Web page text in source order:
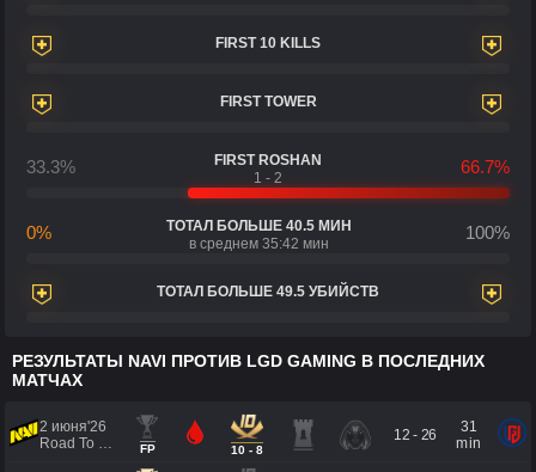
FIRST 10 KILLS
FIRST TOWER
33.3%
FIRST ROSHAN
1 - 2
66.7%
0%
ТОТАЛ БОЛЬШЕ 40.5 МИН
в среднем 35:42 мин
100%
ТОТАЛ БОЛЬШЕ 49.5 УБИЙСТВ
РЕЗУЛЬТАТЫ NAVI ПРОТИВ LGD GAMING В ПОСЛЕДНИХ
МАТЧАХ
2 июня'26
FP 10 - 8
12 - 26
31
min